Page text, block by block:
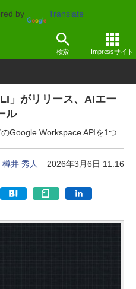
by Translate
検索 Impressサイト
」がリリース、AIエー
ル
Google Workspace APIを1つ
樽井 秀人 2026年3月6日 11:16